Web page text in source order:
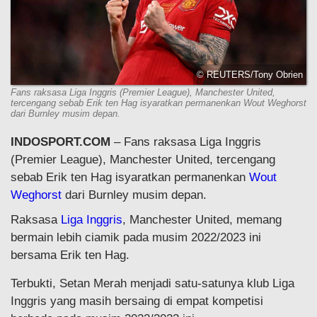
© REUTERS/Tony Obrien
Fans raksasa Liga Inggris (Premier League), Manchester United,
tercengang sebab Erik ten Hag isyaratkan permanenkan Wout Weghorst
dari Burnley musim depan.
INDOSPORT.COM – Fans raksasa Liga Inggris
(Premier League), Manchester United, tercengang
sebab Erik ten Hag isyaratkan permanenkan Wout
Weghorst dari Burnley musim depan.
Raksasa Liga Inggris, Manchester United, memang
bermain lebih ciamik pada musim 2022/2023 ini
bersama Erik ten Hag.
Terbukti, Setan Merah menjadi satu-satunya klub Liga
Inggris yang masih bersaing di empat kompetisi